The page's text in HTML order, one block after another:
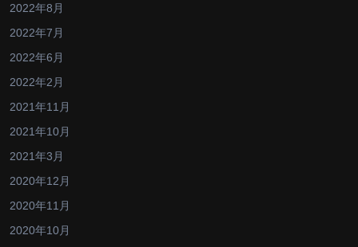
2022年8月
2022年7月
2022年6月
2022年2月
2021年11月
2021年10月
2021年3月
2020年12月
2020年11月
2020年10月